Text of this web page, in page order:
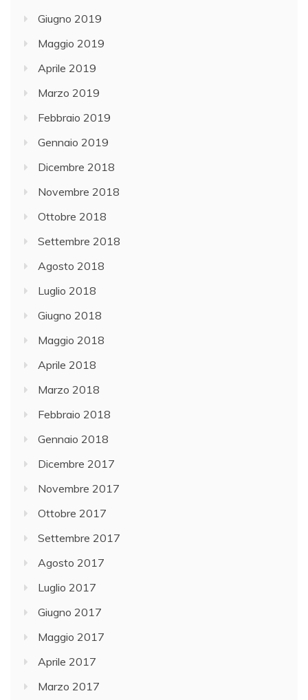
Giugno 2019
Maggio 2019
Aprile 2019
Marzo 2019
Febbraio 2019
Gennaio 2019
Dicembre 2018
Novembre 2018
Ottobre 2018
Settembre 2018
Agosto 2018
Luglio 2018
Giugno 2018
Maggio 2018
Aprile 2018
Marzo 2018
Febbraio 2018
Gennaio 2018
Dicembre 2017
Novembre 2017
Ottobre 2017
Settembre 2017
Agosto 2017
Luglio 2017
Giugno 2017
Maggio 2017
Aprile 2017
Marzo 2017